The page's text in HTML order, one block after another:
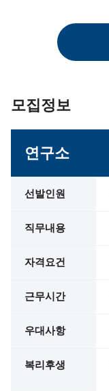
모집정보
연구소
선발인원
직무내용
자격요건
근무시간
우대사항
복리후생